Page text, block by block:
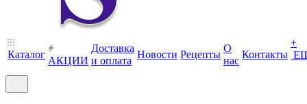
Каталог
АКЦИИ
Доставка
и оплата
Новости Рецепты
О
нас
Контакты
+